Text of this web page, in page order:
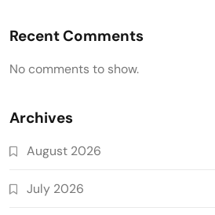
Recent Comments
No comments to show.
Archives
August 2026
July 2026